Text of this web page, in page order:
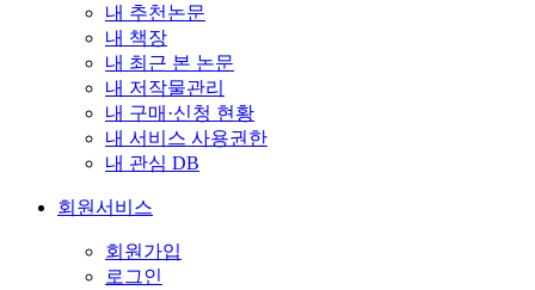
내 추천논문
내 책장
내 최근 본 논문
내 저작물관리
내 구매·신청 현황
내 서비스 사용권한
내 관심 DB
회원서비스
회원가입
로그인